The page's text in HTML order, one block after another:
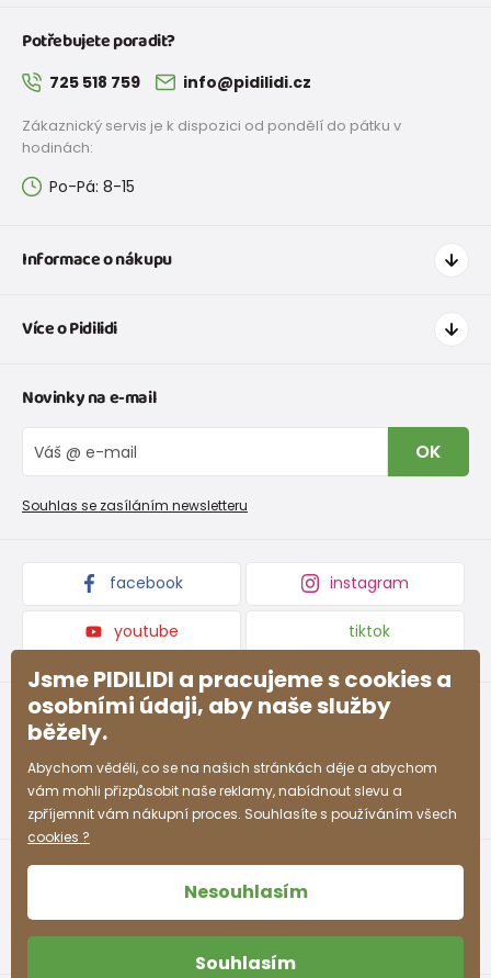
Potřebujete poradit?
725 518 759 info@pidilidi.cz
Zákaznický servis je k dispozici od pondělí do pátku v
hodinách:
Po-Pá: 8-15
Informace o nákupu
Doprava a platba
Tabulka velikostí obuvi
Vrácení zboží a reklamace
Reklamační řád
Více o Pidilidi
O nás
Velkoobchod PiDiLiDi
Affiliate program
Kolekce zboží
Novinky na e-mail
OK
Souhlas se zasíláním newsletteru
facebook instagram
youtube tiktok
Jsme PIDILIDI a pracujeme s cookies a
osobními údaji, aby naše služby
běžely.
Abychom věděli, co se na našich stránkách děje a abychom
vám mohli přizpůsobit naše reklamy, nabídnout slevu a
zpříjemnit vám nákupní proces. Souhlasíte s používáním všech
cookies ?
Nesouhlasím
Souhlasím